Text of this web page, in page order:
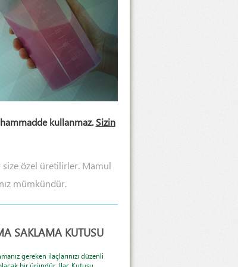
kullanmaz.Sizin
size özel üretilirler. Mamul
mümkündür.
SAKLAMA KUTUSU
gereken ilaçlarınızı düzenli